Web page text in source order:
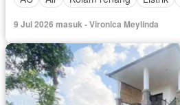
9 Jul 2026 masuk - Vironica Meylinda